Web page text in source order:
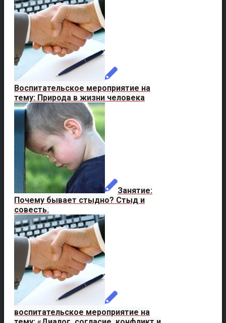
Воспитательское мероприятие на
тему: Природа в жизни человека
Занятие:
Почему бывает стыдно? Стыд и
совесть.
воспитательское мероприятие на